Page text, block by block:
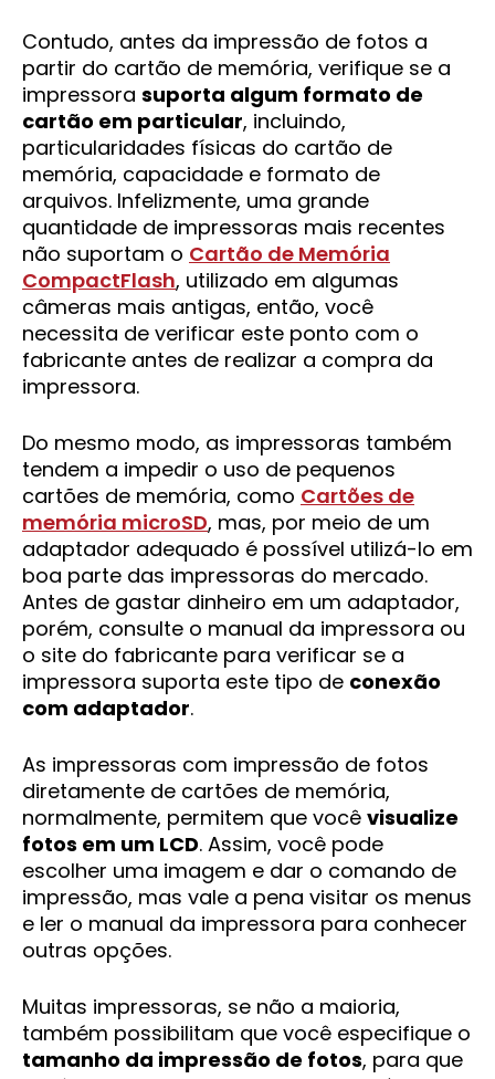
Contudo, antes da impressão de fotos a
partir do cartão de memória, verifique se a
impressora suporta algum formato de
cartão em particular, incluindo,
particularidades físicas do cartão de
memória, capacidade e formato de
arquivos. Infelizmente, uma grande
quantidade de impressoras mais recentes
não suportam o Cartão de Memória
CompactFlash, utilizado em algumas
câmeras mais antigas, então, você
necessita de verificar este ponto com o
fabricante antes de realizar a compra da
impressora.
Do mesmo modo, as impressoras também
tendem a impedir o uso de pequenos
cartões de memória, como Cartões de
memória microSD, mas, por meio de um
adaptador adequado é possível utilizá-lo em
boa parte das impressoras do mercado.
Antes de gastar dinheiro em um adaptador,
porém, consulte o manual da impressora ou
o site do fabricante para verificar se a
impressora suporta este tipo de conexão
com adaptador.
As impressoras com impressão de fotos
diretamente de cartões de memória,
normalmente, permitem que você visualize
fotos em um LCD. Assim, você pode
escolher uma imagem e dar o comando de
impressão, mas vale a pena visitar os menus
e ler o manual da impressora para conhecer
outras opções.
Muitas impressoras, se não a maioria,
também possibilitam que você especifique o
tamanho da impressão de fotos, para que